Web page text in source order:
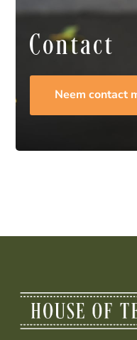
Contact
Neem contact